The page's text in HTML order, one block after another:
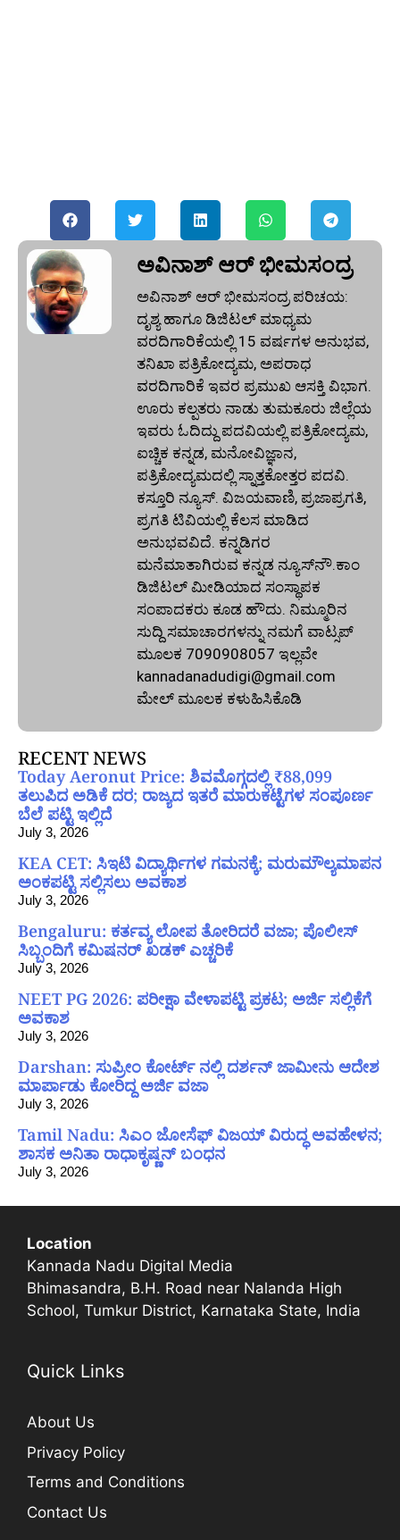
ಅವಿನಾಶ್‌ ಆರ್‌ ಭೀಮಸಂದ್ರ
ಅವಿನಾಶ್‌ ಆರ್‌ ಭೀಮಸಂದ್ರ ಪರಿಚಯ:
ದೃಶ್ಯ ಹಾಗೂ ಡಿಜಿಟಲ್ ಮಾಧ್ಯಮ
ವರದಿಗಾರಿಕೆಯಲ್ಲಿ 15 ವರ್ಷಗಳ ಅನುಭವ,
ತನಿಖಾ ಪತ್ರಿಕೋದ್ಯಮ, ಅಪರಾಧ
ವರದಿಗಾರಿಕೆ ಇವರ ಪ್ರಮುಖ ಆಸಕ್ತಿ ವಿಭಾಗ.
ಊರು ಕಲ್ಪತರು ನಾಡು ತುಮಕೂರು ಜಿಲ್ಲೆಯ
ಇವರು ಓದಿದ್ದು ಪದವಿಯಲ್ಲಿ ಪತ್ರಿಕೋದ್ಯಮ,
ಐಚ್ಚಿಕ ಕನ್ನಡ, ಮನೋವಿಜ್ಞಾನ,
ಪತ್ರಿಕೋದ್ಯಮದಲ್ಲಿ ಸ್ನಾತ್ತಕೋತ್ತರ ಪದವಿ.
ಕಸ್ತೂರಿ ನ್ಯೂಸ್‌. ವಿಜಯವಾಣಿ, ಪ್ರಜಾಪ್ರಗತಿ,
ಪ್ರಗತಿ ಟಿವಿಯಲ್ಲಿ ಕೆಲಸ ಮಾಡಿದ
ಅನುಭವವಿದೆ. ಕನ್ನಡಿಗರ
ಮನೆಮಾತಾಗಿರುವ ಕನ್ನಡ ನ್ಯೂಸ್‌ನೌ.ಕಾಂ
ಡಿಜಿಟಲ್‌ ಮೀಡಿಯಾದ ಸಂಸ್ಥಾಪಕ
ಸಂಪಾದಕರು ಕೂಡ ಹೌದು. ನಿಮ್ಮೂರಿನ
ಸುದ್ದಿ ಸಮಾಚಾರಗಳನ್ನು ನಮಗೆ ವಾಟ್ಸಪ್‌
ಮೂಲಕ 7090908057 ಇಲ್ಲವೇ
kannadanadudigi@gmail.com
ಮೇಲ್‌ ಮೂಲಕ ಕಳುಹಿಸಿಕೊಡಿ
RECENT NEWS
Today Aeronut Price: ಶಿವಮೊಗ್ಗದಲ್ಲಿ ₹88,099
ತಲುಪಿದ ಅಡಿಕೆ ದರ; ರಾಜ್ಯದ ಇತರೆ ಮಾರುಕಟ್ಟೆಗಳ ಸಂಪೂರ್ಣ
ಬೆಲೆ ಪಟ್ಟಿ ಇಲ್ಲಿದೆ
July 3, 2026
KEA CET: ಸಿಇಟಿ ವಿದ್ಯಾರ್ಥಿಗಳ ಗಮನಕ್ಕೆ; ಮರುಮೌಲ್ಯಮಾಪನ
ಅಂಕಪಟ್ಟಿ ಸಲ್ಲಿಸಲು ಅವಕಾಶ
July 3, 2026
Bengaluru: ಕರ್ತವ್ಯ ಲೋಪ ತೋರಿದರೆ ವಜಾ; ಪೊಲೀಸ್
ಸಿಬ್ಬಂದಿಗೆ ಕಮಿಷನರ್ ಖಡಕ್ ಎಚ್ಚರಿಕೆ
July 3, 2026
NEET PG 2026: ಪರೀಕ್ಷಾ ವೇಳಾಪಟ್ಟಿ ಪ್ರಕಟ; ಅರ್ಜಿ ಸಲ್ಲಿಕೆಗೆ
ಅವಕಾಶ
July 3, 2026
Darshan: ಸುಪ್ರೀಂ ಕೋರ್ಟ್ ನಲ್ಲಿ ದರ್ಶನ್ ಜಾಮೀನು ಆದೇಶ
ಮಾರ್ಪಾಡು ಕೋರಿದ್ದ ಅರ್ಜಿ ವಜಾ
July 3, 2026
Tamil Nadu: ಸಿಎಂ ಜೋಸೆಫ್ ವಿಜಯ್ ವಿರುದ್ಧ ಅವಹೇಳನ;
ಶಾಸಕ ಅನಿತಾ ರಾಧಾಕೃಷ್ಣನ್ ಬಂಧನ
July 3, 2026
Location
Kannada Nadu Digital Media
Bhimasandra, B.H. Road near Nalanda High
School, Tumkur District, Karnataka State, India
Quick Links
About Us
Privacy Policy
Terms and Conditions
Contact Us